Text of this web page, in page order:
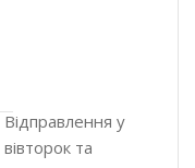
Відправлення у
вівторок та